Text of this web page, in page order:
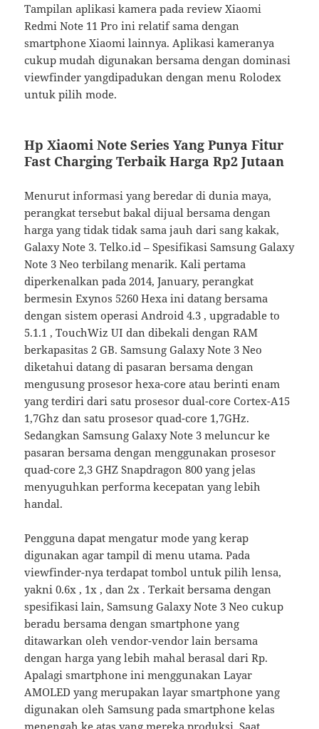
Tampilan aplikasi kamera pada review Xiaomi
Redmi Note 11 Pro ini relatif sama dengan
smartphone Xiaomi lainnya. Aplikasi kameranya
cukup mudah digunakan bersama dengan dominasi
viewfinder yangdipadukan dengan menu Rolodex
untuk pilih mode.
Hp Xiaomi Note Series Yang Punya Fitur
Fast Charging Terbaik Harga Rp2 Jutaan
Menurut informasi yang beredar di dunia maya,
perangkat tersebut bakal dijual bersama dengan
harga yang tidak tidak sama jauh dari sang kakak,
Galaxy Note 3. Telko.id – Spesifikasi Samsung Galaxy
Note 3 Neo terbilang menarik. Kali pertama
diperkenalkan pada 2014, January, perangkat
bermesin Exynos 5260 Hexa ini datang bersama
dengan sistem operasi Android 4.3 , upgradable to
5.1.1 , TouchWiz UI dan dibekali dengan RAM
berkapasitas 2 GB. Samsung Galaxy Note 3 Neo
diketahui datang di pasaran bersama dengan
mengusung prosesor hexa-core atau berinti enam
yang terdiri dari satu prosesor dual-core Cortex-A15
1,7Ghz dan satu prosesor quad-core 1,7GHz.
Sedangkan Samsung Galaxy Note 3 meluncur ke
pasaran bersama dengan menggunakan prosesor
quad-core 2,3 GHZ Snapdragon 800 yang jelas
menyuguhkan performa kecepatan yang lebih
handal.
Pengguna dapat mengatur mode yang kerap
digunakan agar tampil di menu utama. Pada
viewfinder-nya terdapat tombol untuk pilih lensa,
yakni 0.6x , 1x , dan 2x . Terkait bersama dengan
spesifikasi lain, Samsung Galaxy Note 3 Neo cukup
beradu bersama dengan smartphone yang
ditawarkan oleh vendor-vendor lain bersama
dengan harga yang lebih mahal berasal dari Rp.
Apalagi smartphone ini menggunakan Layar
AMOLED yang merupakan layar smartphone yang
digunakan oleh Samsung pada smartphone kelas
menengah ke atas yang mereka produksi. Saat